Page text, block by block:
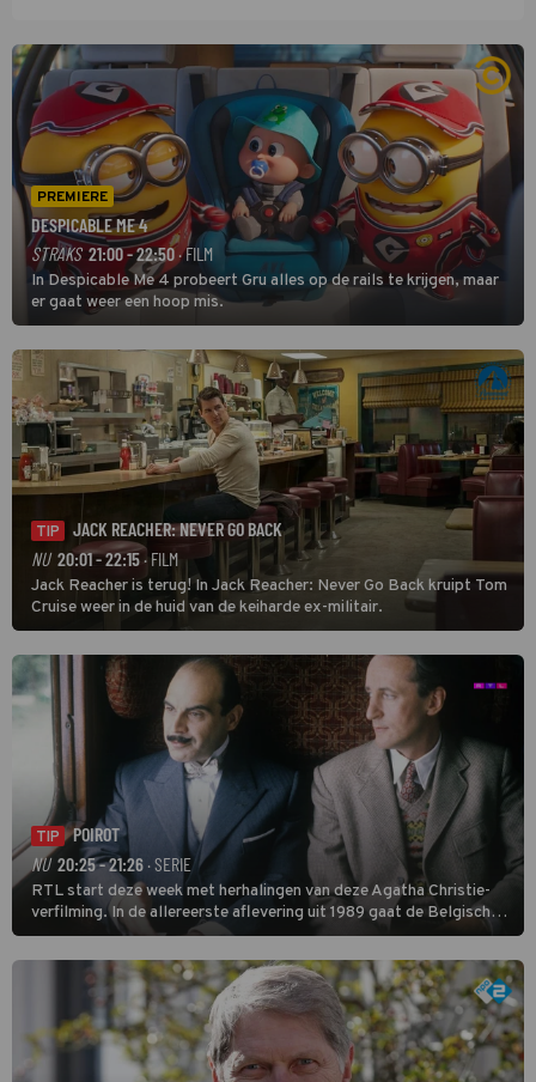
PREMIERE
DESPICABLE ME 4
STRAKS 21:00 - 22:50· FILM
In Despicable Me 4 probeert Gru alles op de rails te krijgen, maar
er gaat weer een hoop mis.
TIP
JACK REACHER: NEVER GO BACK
NU 20:01 - 22:15· FILM
Jack Reacher is terug! In Jack Reacher: Never Go Back kruipt Tom
Cruise weer in de huid van de keiharde ex-militair.
TIP
POIROT
NU 20:25 - 21:26 · SERIE
RTL start deze week met herhalingen van deze Agatha Christie-
verfilming. In de allereerste aflevering uit 1989 gaat de Belgische
speurder op zoek naar een vermiste kok. Poirot raakt al snel
verwikkeld in een moordzaak. (HH)